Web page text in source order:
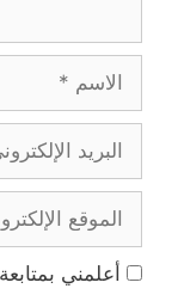
الإلكتروني
الإلكتروني
أعلمني